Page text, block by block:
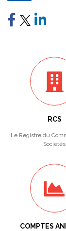
RCS
Le Registre du
Sociétés
COMPTES